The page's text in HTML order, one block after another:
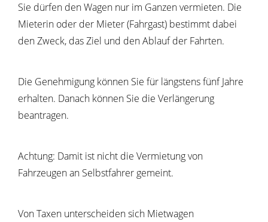
Sie dürfen den Wagen nur im Ganzen vermieten. Die
Mieterin oder der Mieter (Fahrgast) bestimmt dabei
den Zweck, das Ziel und den Ablauf der Fahrten.
Die Genehmigung können Sie für längstens fünf Jahre
erhalten. Danach können Sie die Verlängerung
beantragen.
Achtung: Damit ist nicht die Vermietung von
Fahrzeugen an Selbstfahrer gemeint.
Von Taxen unterscheiden sich Mietwagen